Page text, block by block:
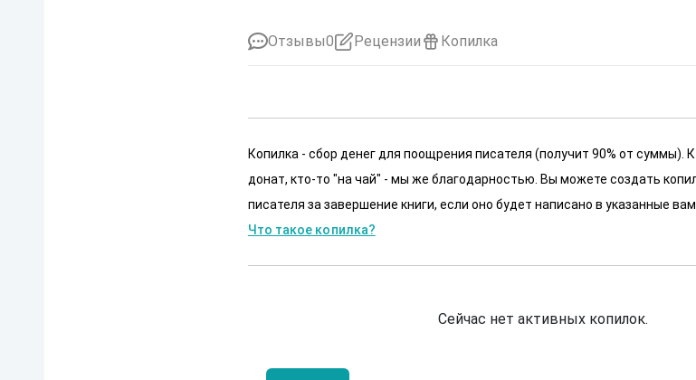
Отзывы0 Рецензии Копилка
Копилка - сбор денег для поощрения писателя (получит 90% от суммы).
донат, кто-то "на чай" - мы же благодарностью. Вы можете создать
писателя за завершение книги, если оно будет написано в указанные
Что такое копилка?
Сейчас нет активных копилок.